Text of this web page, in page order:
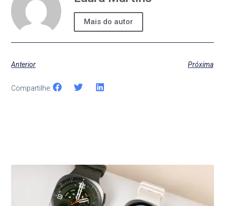
Mais do autor
Anterior Próxima
Compartilhe:
Últimas Notícias